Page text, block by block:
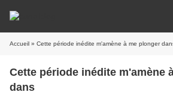
Accueil » Cette période inédite m'amène à me plonger
Cette période inédite m'amène
dans